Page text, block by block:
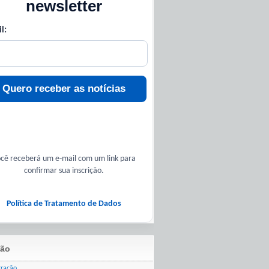
newsletter
Quero receber as notícias
receberá um e-mail com um link para
confirmar sua inscrição.
Política de Tratamento de Dados